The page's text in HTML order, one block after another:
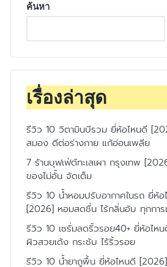
ค้นหา
เรื่องล่าสุด
รีวิว 10 วิตามินบีรวม ยี่ห้อไหนดี
สมอง ดีต่อร่างกาย แก้อ่อนเพลีย
7 ร้านบุฟเฟ่ต์ทะเลเผา กรุงเทพ
ของไม่อั้น จัดเต็ม
รีวิว 10 น้ำหอมปรับอากาศในรถ ยี่ห้อ
[2026] หอมสดชื่น ไร้กลิ่นอับ ทุกการ
รีวิว 10 เซรั่มลดริ้วรอย40+ ยี่ห้อไห
ผิวสวยเด้ง กระชับ ไร้ริ้วรอย
รีวิว 10 น้ำยาถูพื้น ยี่ห้อไหนดี